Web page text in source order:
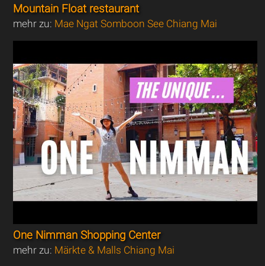
Mountain Float restaurant
mehr zu: Mae Ngat Somboon See Chiang Mai
One Nimman Shopping Center
mehr zu: Märkte & Malls Chiang Mai